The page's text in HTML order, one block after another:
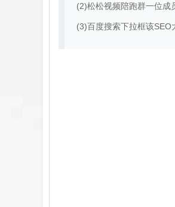
(2)松松视频陪跑群一位成
(3)百度搜索下拉框该SEO